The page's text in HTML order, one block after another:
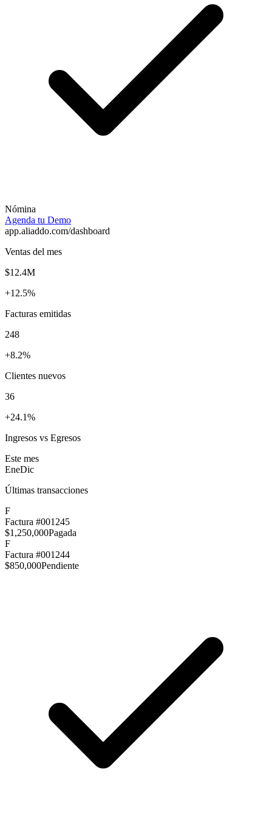
Nómina
Agenda tu Demo
app.aliaddo.com/dashboard
Ventas del mes
$12.4M
+12.5%
Facturas emitidas
248
+8.2%
Clientes nuevos
36
+24.1%
Ingresos vs Egresos
Este mes
EneDic
Últimas transacciones
F
Factura #001245
$1,250,000Pagada
F
Factura #001244
$850,000Pendiente